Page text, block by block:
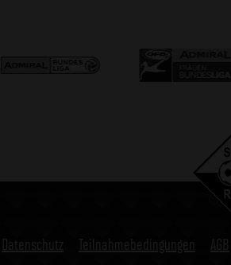
Datenschutz Teilnahmebedingungen AGB